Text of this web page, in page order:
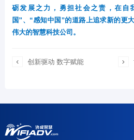
砺发展之力，勇担社会之责，在自
国”、“感知中国”的道路上追求新的更
伟大的智慧科技公司。
 创新驱动 数字赋能 